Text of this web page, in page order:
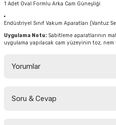
1 Adet Oval Formlu Arka Cam Güneşliği
Endüstriyel Sınıf Vakum Aparatları (Vantuz
Uygulama Notu: Sabitleme aparatlarının
uygulama yapılacak cam yüzeyinin toz, nem
Yorumlar
Soru & Cevap